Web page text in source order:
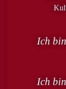
Ich
Ich